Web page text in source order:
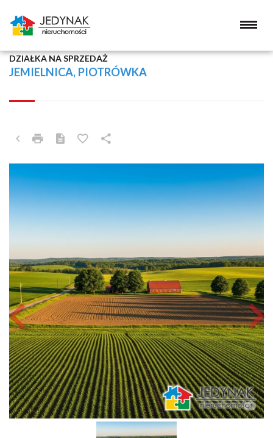
JEMIELNICA, PIOTRÓWKA
DZIAŁKA NA SPRZEDAŻ